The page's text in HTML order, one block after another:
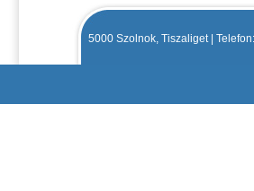
5000 Szolnok, Tiszaliget |